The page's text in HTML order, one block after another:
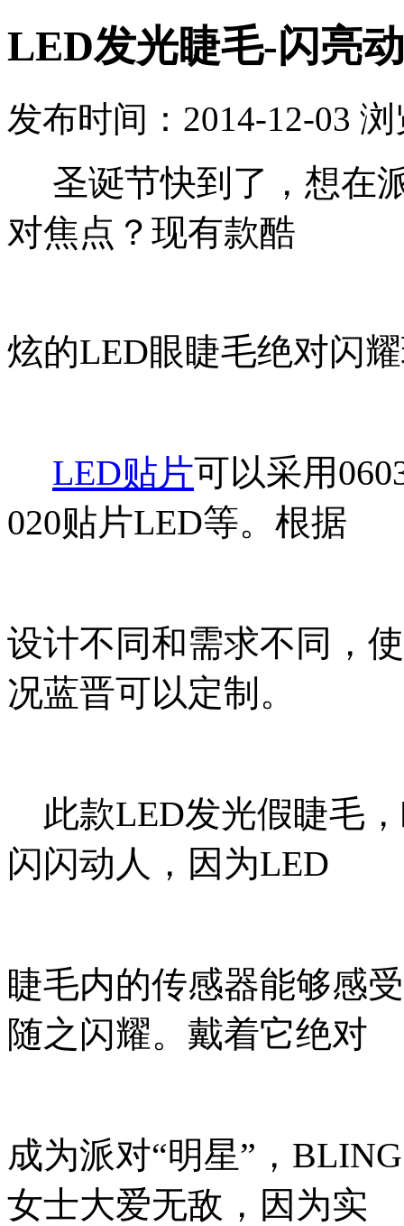
LED发光睫毛-闪亮
发布时间：2014-12-03
圣诞节快到了，想在
对焦点？现有款酷
炫的LED眼睫毛绝对闪
LED贴片可以采用
020贴片LED等。 根据
设计不同和需求不同，
况蓝晋可以定制。
此款LED发光假睫毛
闪闪动人，因为LED
睫毛内的传感器能够感
随之闪耀。戴着它绝对
成为派对“明星”，
女士大爱无敌，因为实